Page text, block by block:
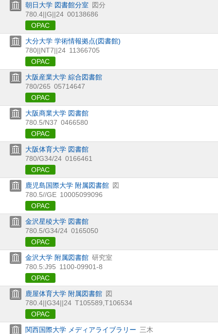
朝日大学 図書館分室 図分
780.4||G||24 00138686
OPAC
大分大学 学術情報拠点(図書館)
780||NT7||24 11366705
OPAC
大阪産業大学 綜合図書館
780/265 05714647
OPAC
大阪商業大学 図書館
780.5/N37 0466580
OPAC
大阪体育大学 図書館
780/G34/24 0166461
OPAC
鹿児島国際大学 附属図書館 図
780.5//GE 10005099096
OPAC
金沢星稜大学 図書館
780.5/G34/24 0165050
OPAC
金沢大学 附属図書館 研究室
780.5:J95 1100-09901-8
OPAC
鹿屋体育大学 附属図書館 図
780.4||G34||24 T105589,T106534
OPAC
関西国際大学 メディアライブラリー 三木